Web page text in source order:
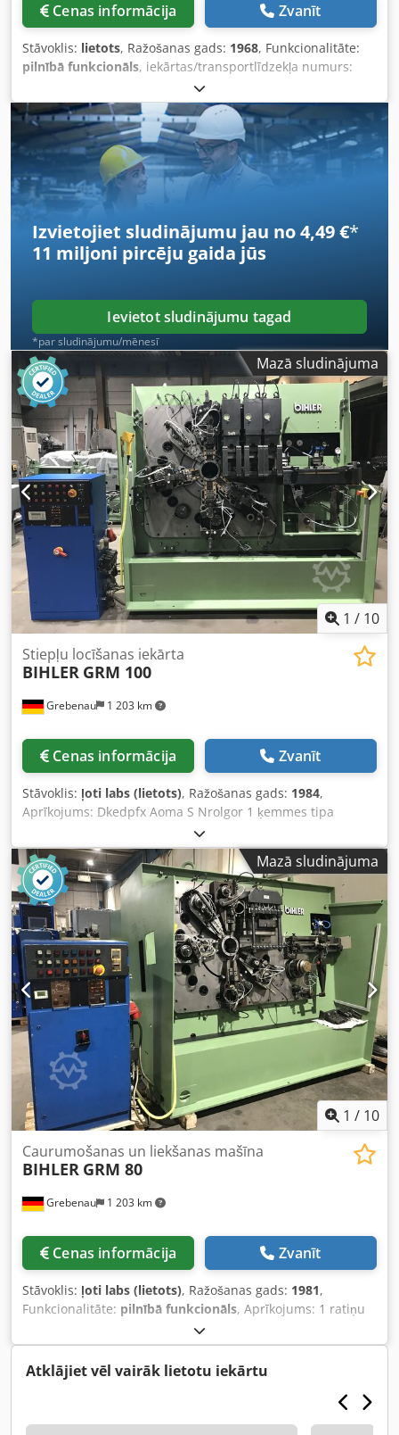
Cenas informācija Zvanīt
Stāvoklis: lietots, Ražošanas gads: 1968, Funkcionalitāte:
pilnībā funkcionāls, iekārtas/transportlīdzekļa numurs:
, Piedāvājuma numurs: D06L/7826 Iekārtas
veids: Stieples un lentes locīšanas mašīna Ražotājs: BIHLER
Dkedpfx Ajwi S Ewslgor Tips: GRM50 Izgatavošanas gads:
1968/2016 Stieples diametra diapazons: 0,5–5,0 mm Lentes
platums: maks. 70 mm Ievilkšanas garums: maks. 320 mm
Jauda – gab./min.: maks. 132 Locīšanas slīdņu skaits: 5
Atrašanās vieta: Mūsu noliktavā
Izvietojiet sludinājumu jau no 4,49 €*
11 miljoni pircēju gaida jūs
Ievietot sludinājumu tagad
*par sludinājumu/mēnesī
Mazā sludinājuma
1 / 10
Grebenau 1 203 km
Stiepļu locīšanas iekārta
BIHLER GRM 100
Cenas informācija Zvanīt
Stāvoklis: ļoti labs (lietots), Ražošanas gads: 1984,
Aprīkojums: Dkedpfx Aoma S Nrolgor 1 ķemmes tipa
padeves ierīce pa labi 3 presēšanas moduļi pa 180 kN =
Kopā 540 kN 4 standarta slīdņa agregāti 1 šaurais slīdņa
agregāts Darba zona: Stieples diametrs: līdz 10 mm Lentas
platums: līdz 100 mm Padeves garums: līdz 250 mm Jauda:
līdz 135 cikliem/min
Mazā sludinājuma
1 / 10
Grebenau 1 203 km
Caurumošanas un liekšanas mašīna
BIHLER GRM 80
Cenas informācija Zvanīt
Stāvoklis: ļoti labs (lietots), Ražošanas gads: 1981,
Funkcionalitāte: pilnībā funkcionāls, Aprīkojums: 1 ratiņu
ievade labajā pusē 1 ekscentra prese 250 kN 4 standarta
ratiņu agregāti Dkodpfx Aljr D N Eqsgsr 1 šaurais ratiņu
agregāts Darba diapazons: Stieples diametrs: līdz 6,0 mm
Lentas platums: līdz 80 mm Ievilkuma garums: līdz 520 mm
Atklājiet vēl vairāk lietotu iekārtu